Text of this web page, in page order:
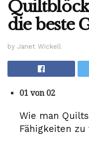
die beste
by Janet Wickell
01 von 02
Wie man
Fähigkeiten